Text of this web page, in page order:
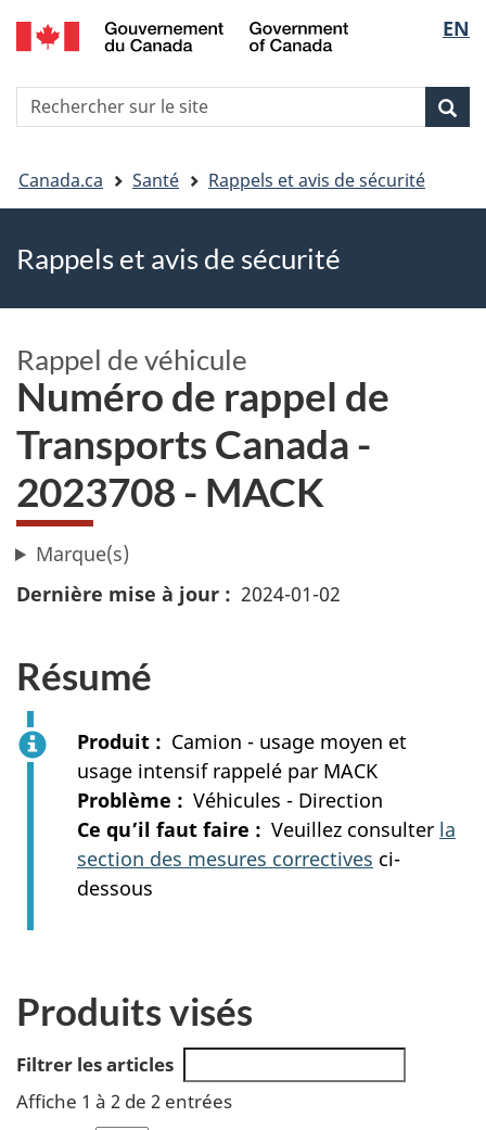
Skip
to
Skip
to
Passer
à
HTML
de
la
EN
Recherche
Vous
êtes
ici
Canada.ca Santé Rappels et avis de sécurité
Rappels et avis de sécurité
Rappel de véhicule
Numéro de rappel de
Transports Canada -
2023708 - MACK
Marque(s)
Dernière mise à jour
2024-01-02
Résumé
Produit
Camion - usage moyen et
usage intensif rappelé par MACK
Problème
Véhicules - Direction
Ce qu’il faut faire
Veuillez consulter la
section des mesures correctives ci-
dessous
Produits visés
Filtrer les articles
Affiche 1 à 2 de 2 entrées